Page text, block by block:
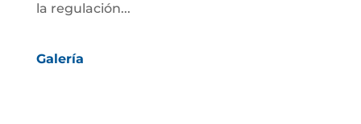
la regulación...
Galería